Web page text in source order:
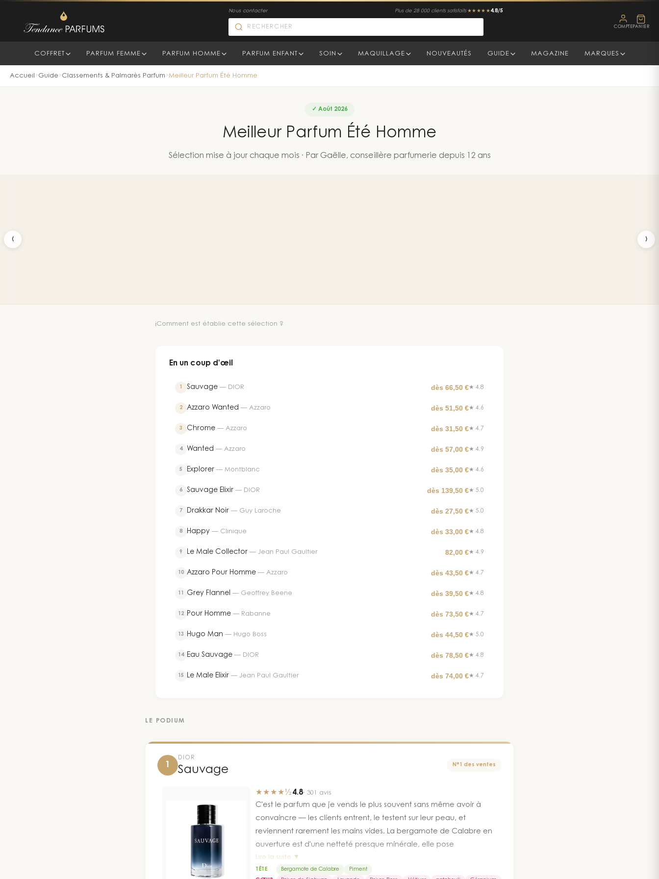
Nous contacter Plus de 28 000 clients satisfaits ★★★★★ 4.8/5
COMPTE PANIER
COFFRET PARFUM FEMME PARFUM HOMME PARFUM ENFANT SOIN MAQUILLAGE NOUVEAUTÉS GUIDE MAGAZINE MARQUES
Accueil >Guide>Classements & Palmarès Parfum>Meilleur Parfum Été Homme
✓ Août 2026
Meilleur Parfum Été Homme
Sélection mise à jour chaque mois · Par Gaëlle, conseillère parfumerie depuis 12 ans
‹ ›
ℹ️Comment est établie cette sélection ?
En un coup d'œil
1 Sauvage — DIOR dès 66,50 €★ 4.8
2 Azzaro Wanted — Azzaro dès 51,50 €★ 4.6
3 Chrome — Azzaro dès 31,50 €★ 4.7
4 Wanted — Azzaro dès 57,00 €★ 4.9
5 Explorer — Montblanc dès 35,00 €★ 4.6
6 Sauvage Elixir — DIOR dès 139,50 €★ 5.0
7 Drakkar Noir — Guy Laroche dès 27,50 €★ 5.0
8 Happy — Clinique dès 33,00 €★ 4.8
9 Le Male Collector — Jean Paul Gaultier 82,00 €★ 4.9
10 Azzaro Pour Homme — Azzaro dès 43,50 €★ 4.7
11 Grey Flannel — Geoffrey Beene dès 39,50 €★ 4.8
12 Pour Homme — Rabanne dès 73,50 €★ 4.7
13 Hugo Man — Hugo Boss dès 44,50 €★ 5.0
14 Eau Sauvage — DIOR dès 78,50 €★ 4.8
15 Le Male Elixir — Jean Paul Gaultier dès 74,00 €★ 4.7
LE PODIUM
1
DIOR
Sauvage N°1 des ventes
★★★★½4.8· 301 avis
C'est le parfum que je vends le plus souvent sans même avoir à
convaincre — les clients entrent, le testent sur leur peau, et
reviennent rarement les mains vides. La bergamote de Calabre en
ouverture est d'une netteté presque minérale, elle pose
immédiatement un cadre : grand air, espace, lumière. Le poivre de
Sichuan prend le relais sans agressivité, il donne ce léger picotement
Lire la suite ▼
TÊTE Bergamote de Calabre
Piment